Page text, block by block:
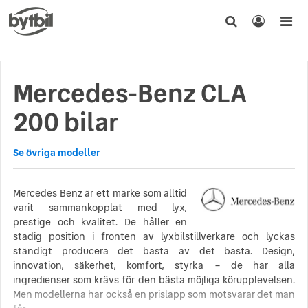
Mercedes-Benz CLA
200 bilar
Se övriga modeller
Mercedes Benz är ett märke som alltid
varit sammankopplat med lyx,
prestige och kvalitet. De håller en
stadig position i fronten av lyxbilstillverkare och lyckas
ständigt producera det bästa av det bästa. Design,
innovation, säkerhet, komfort, styrka – de har alla
ingredienser som krävs för den bästa möjliga körupplevelsen.
Men modellerna har också en prislapp som motsvarar det man